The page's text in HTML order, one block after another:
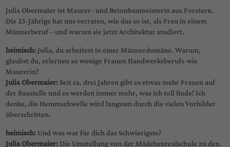
Julia Obermaier ist Maurer- und Betonbaumeisterin aus Forstern.
Die 23-Jährige hat uns verraten, wie das so ist, als Frau in einem
Männerberuf – und warum sie jetzt Architektur studiert.
heimisch: Julia, du arbeitest in einer Männerdomäne. Warum,
glaubst du, erlernen so wenige Frauen Handwerksberufe wie
Maurerin?
Julia Obermaier: Seit ca. drei Jahren gibt es etwas mehr Frauen auf
der Baustelle und es werden immer mehr, was ich toll finde! Ich
denke, die Hemmschwelle wird langsam durch die vielen Vorbilder
überschritten.
heimisch: Und was war für dich das Schwierigste?
Julia Obermaier: Die Umstellung von der Mädchenrealschule zu den